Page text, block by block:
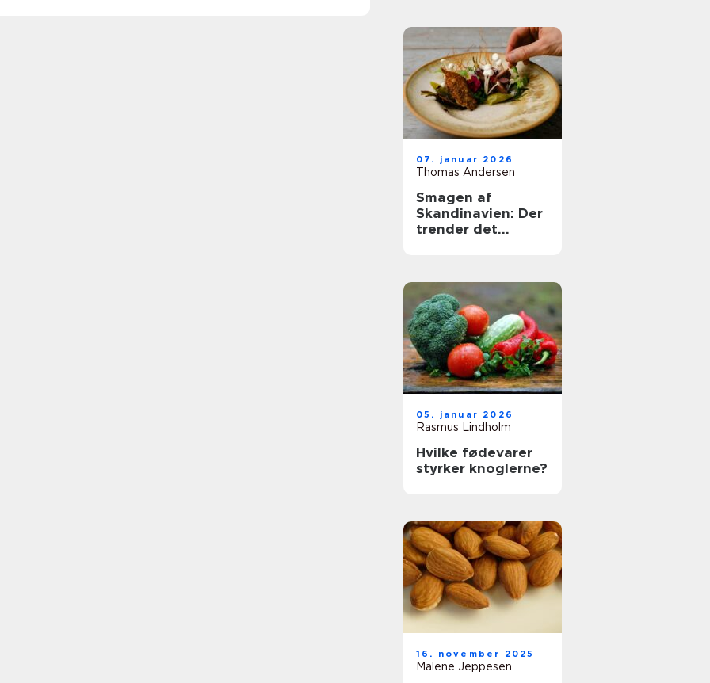
07. januar 2026
Thomas Andersen
Smagen af
Skandinavien: Der
trender det
05. januar 2026
Rasmus Lindholm
Hvilke fødevarer
styrker knoglerne?
16. november 2025
Malene Jeppesen